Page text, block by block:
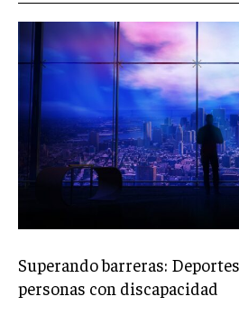
SUBSCRIBE
Welcome to Liberty Case
We have a curated list of the most
across the globe. With any
exclusive articlesthat let you
LIFESTYLE PUBLIC
Superando barreras:
personas con discapacidad